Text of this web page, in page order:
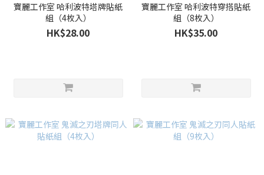
寶麗工作室 哈利波特塔牌貼紙
組（4枚入）
HK$28.00
寶麗工作室 哈利波特穿搭貼紙
組（8枚入）
HK$35.00